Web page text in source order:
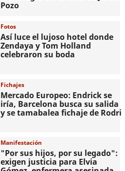
Pozo
Fotos
Así luce el lujoso hotel donde
Zendaya y Tom Holland
celebraron su boda
Fichajes
Mercado Europeo: Endrick se
iría, Barcelona busca su salida
y se tamabalea fichaje de Rodri
Manifestación
"Por sus hijos, por su legado":
exigen justicia para Elvia